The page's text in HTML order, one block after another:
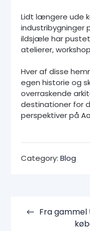
Lidt længere ude
industribygninger
ildsjæle har
atelierer,
Hver af disse
egen historie og
overraskende
destinationer for
perspektiver på
Category:Blog
Fra gammel